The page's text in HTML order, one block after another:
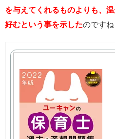
を与えてくれるものよりも、
好むという事を示したのですね